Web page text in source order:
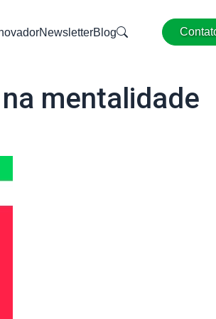
NewsletterBlog
mentalidade